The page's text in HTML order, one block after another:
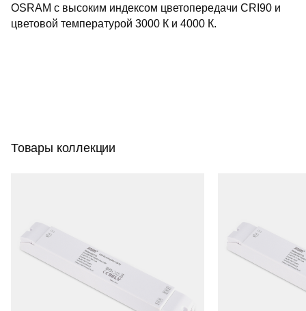
OSRAM с высоким индексом цветопередачи CRI90 и
цветовой температурой 3000 К и 4000 К.
Товары коллекции